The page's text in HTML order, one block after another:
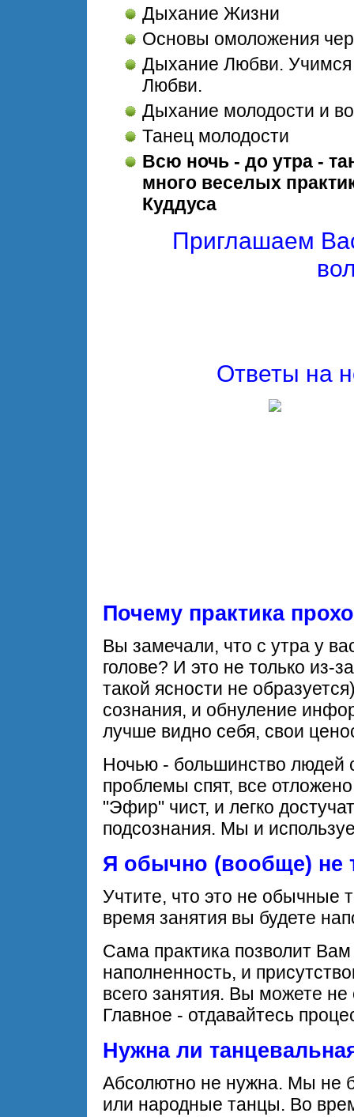
Дыхание Жизни
Основы омоложения
Дыхание Любви. Учимся
Любви.
Дыхание молодости и
Танец молодости
Всю ночь - до утра -
много веселых
Куддуса
Приглашаем
Ответы на
Почему практика
Вы замечали, что с утра у
голове? И это не только из-
такой ясности не
сознания, и обнуление
лучше видно себя, свои
Ночью - большинство людей
проблемы спят, все
"Эфир" чист, и легко
подсознания. Мы и
Я обычно (вообще) не
Учтите, что это не обычные
время занятия вы будете
Сама практика позволит
наполненность, и
всего занятия. Вы можете
Главное - отдавайтесь
Нужна ли
Абсолютно не нужна. Мы не
или народные танцы. Во